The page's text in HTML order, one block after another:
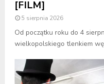
[FILM]
5 sierpnia 2026
Od początku roku do 4
wielkopolskiego tlenkiem